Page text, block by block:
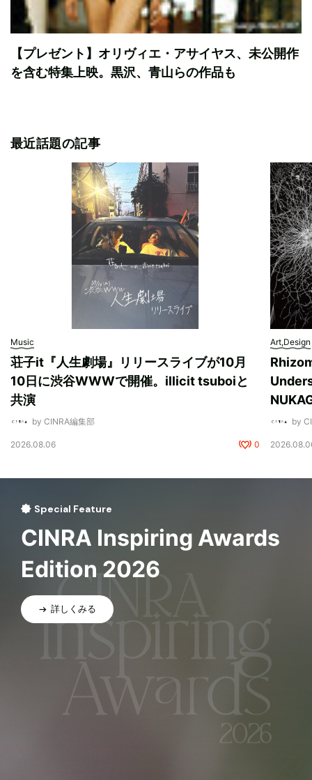
【プレゼント】オリヴィエ・アサイヤス、未公開作
を含む特集上映。黒沢、青山らの作品も
最近話題の記事
Music
荘子it『人生劇場』リリースライブが10月
10日に渋谷WWWで開催。illicit tsuboiと
共演
by CINRA編集部
2026.08.06 0
Art,Design
by
Special Feature
CINRA Inspiring Awards
Edition 2026
詳しくみる